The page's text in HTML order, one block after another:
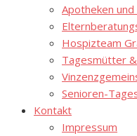
Apotheken
Hospizteam
Tagesmütter
Senioren-
Kontakt
Impressum